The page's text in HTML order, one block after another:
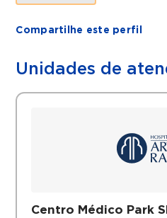
Compartilhe este perfil
Unidades de
Centro Médico Park